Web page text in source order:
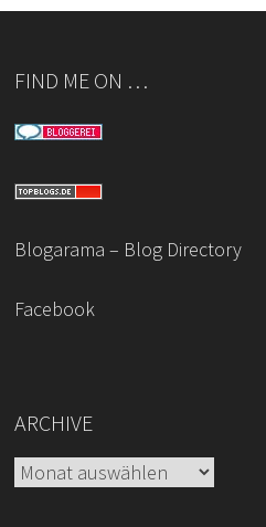
FIND ME ON …
Blogarama – Blog Directory
Facebook
ARCHIVE
Archive